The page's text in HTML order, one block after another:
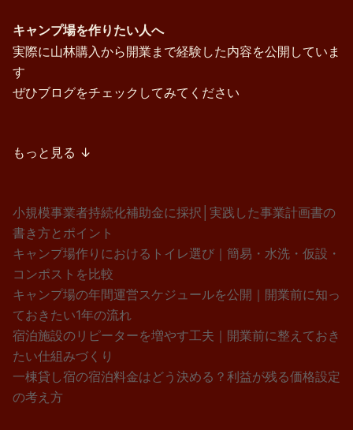
キャンプ場を作りたい人へ
実際に山林購入から開業まで経験した内容を公開していま
す
ぜひブログをチェックしてみてください
もっと見る ↓
小規模事業者持続化補助金に採択│実践した事業計画書の
書き方とポイント
キャンプ場作りにおけるトイレ選び｜簡易・水洗・仮設・
コンポストを比較
キャンプ場の年間運営スケジュールを公開｜開業前に知っ
ておきたい1年の流れ
宿泊施設のリピーターを増やす工夫｜開業前に整えておき
たい仕組みづくり
一棟貸し宿の宿泊料金はどう決める？利益が残る価格設定
の考え方